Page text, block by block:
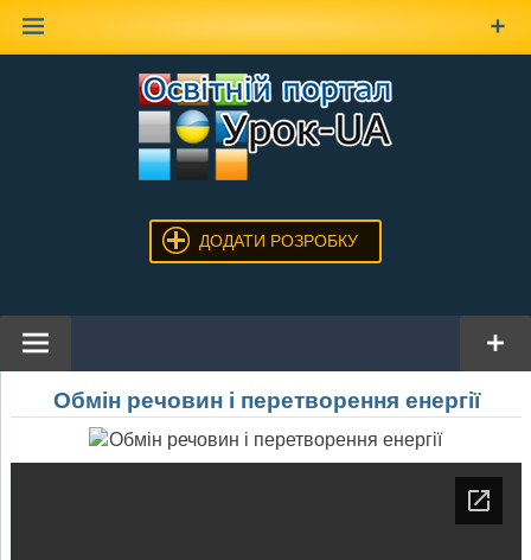
ДОДАТИ РОЗРОБКУ
Обмін речовин і перетворення енергії